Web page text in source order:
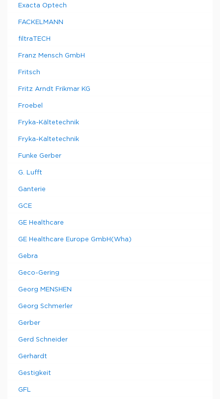
Exacta Optech
FACKELMANN
filtraTECH
Franz Mensch GmbH
Fritsch
Fritz Arndt Frikmar KG
Froebel
Fryka-Kältetechnik
Fryka-Kaltetechnik
Funke Gerber
G. Lufft
Ganterie
GCE
GE Healthcare
GE Healthcare Europe GmbH(Wha)
Gebra
Geco-Gering
Georg MENSHEN
Georg Schmerler
Gerber
Gerd Schneider
Gerhardt
Gestigkeit
GFL